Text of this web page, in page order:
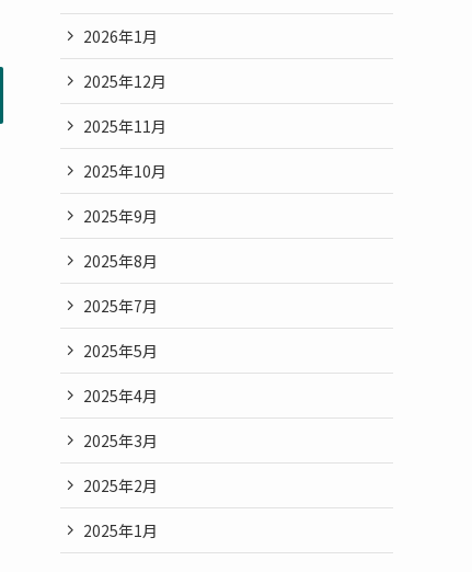
2026年1月
2025年12月
2025年11月
2025年10月
2025年9月
2025年8月
2025年7月
2025年5月
2025年4月
2025年3月
2025年2月
2025年1月